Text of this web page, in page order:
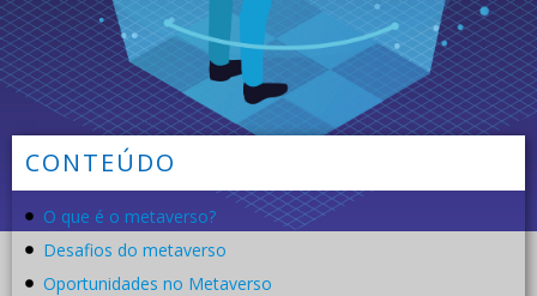
CONTEÚDO
O que é o metaverso?
Desafios do metaverso
Oportunidades no Metaverso